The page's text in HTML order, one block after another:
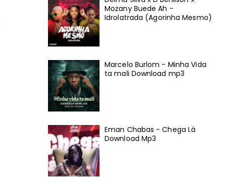
Mozany Buede Ah -
Idrolatrada (Agorinha Mesmo)
Marcelo Burlom - Minha Vida
ta mali Download mp3
Eman Chabas - Chega Lá
Download Mp3